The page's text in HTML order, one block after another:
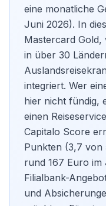
eine monatliche
Juni 2026). In
Mastercard Gold,
in über 30
integriert. Wer
hier nicht fündig,
einen
Capitalo Score
Punkten (3,7 von
rund 167 Euro im
Filialbank-
und